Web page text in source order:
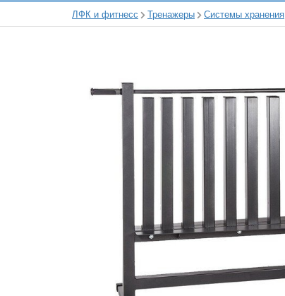
ЛФК и фитнесс Тренажеры Системы хранения